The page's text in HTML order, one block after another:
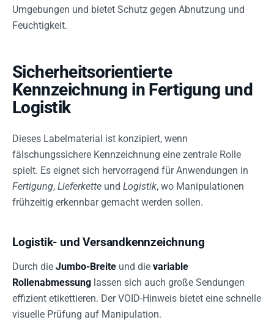
Umgebungen und bietet Schutz gegen Abnutzung und
Feuchtigkeit.
Sicherheitsorientierte
Kennzeichnung in Fertigung und
Logistik
Dieses Labelmaterial ist konzipiert, wenn
fälschungssichere Kennzeichnung eine zentrale Rolle
spielt. Es eignet sich hervorragend für Anwendungen in
Fertigung, Lieferkette und Logistik, wo Manipulationen
frühzeitig erkennbar gemacht werden sollen.
Logistik- und Versandkennzeichnung
Durch die Jumbo-Breite und die variable
Rollenabmessung lassen sich auch große Sendungen
effizient etikettieren. Der VOID-Hinweis bietet eine schnelle
visuelle Prüfung auf Manipulation.